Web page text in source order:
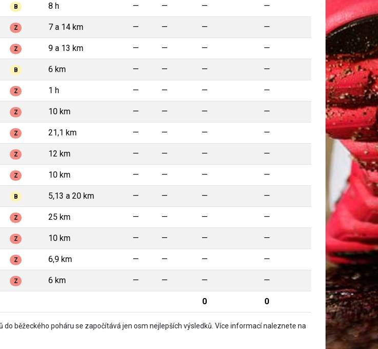
B 8 h — — — —
Z 7 a 14 km — — — —
Z 9 a 13 km — — — —
B 6 km — — — —
Z 1 h — — — —
Z 10 km — — — —
Z 21,1 km — — — —
Z 12 km — — — —
Z 10 km — — — —
B 5,13 a 20 km — — — —
Z 25 km — — — —
Z 10 km — — — —
Z 6,9 km — — — —
Z 6 km — — — —
0 0
běžeckého poháru se započítává jen osm nejlepších výsledků. Více informací naleznete na